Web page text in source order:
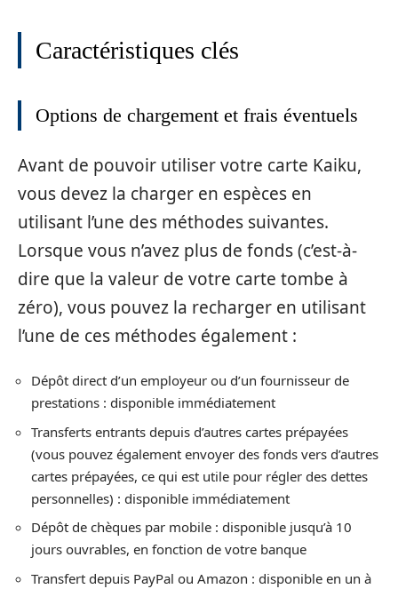
Caractéristiques clés
Options de chargement et frais éventuels
Avant de pouvoir utiliser votre carte Kaiku,
vous devez la charger en espèces en
utilisant l’une des méthodes suivantes.
Lorsque vous n’avez plus de fonds (c’est-à-
dire que la valeur de votre carte tombe à
zéro), vous pouvez la recharger en utilisant
l’une de ces méthodes également :
Dépôt direct d’un employeur ou d’un fournisseur de
prestations : disponible immédiatement
Transferts entrants depuis d’autres cartes prépayées
(vous pouvez également envoyer des fonds vers d’autres
cartes prépayées, ce qui est utile pour régler des dettes
personnelles) : disponible immédiatement
Dépôt de chèques par mobile : disponible jusqu’à 10
jours ouvrables, en fonction de votre banque
Transfert depuis PayPal ou Amazon : disponible en un à